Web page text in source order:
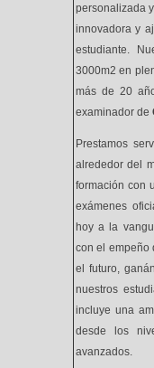
personalizada
innovadora y
estudiante.
3000m2 en
más de 20
examinador de
Prestamos
alrededor del
formación con
exámenes
hoy a la
con el empeño
el futuro,
nuestros
incluye una
desde los
avanzados.